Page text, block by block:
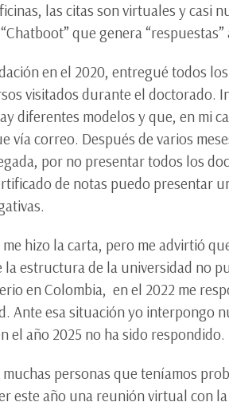
las citas son virtuales y casi
que genera
en el 2020, entregué todos
visitados durante el doctorado.
diferentes modelos y que, en mi
vía correo. Después de varios
por no presentar todos los
de notas puedo presentar
hizo la carta, pero me advirtió
estructura de la universidad no
en Colombia, en el 2022 me
Ante esa situación yo interpongo
el año 2025 no ha sido respondido.
personas que teníamos
este año una reunión virtual con